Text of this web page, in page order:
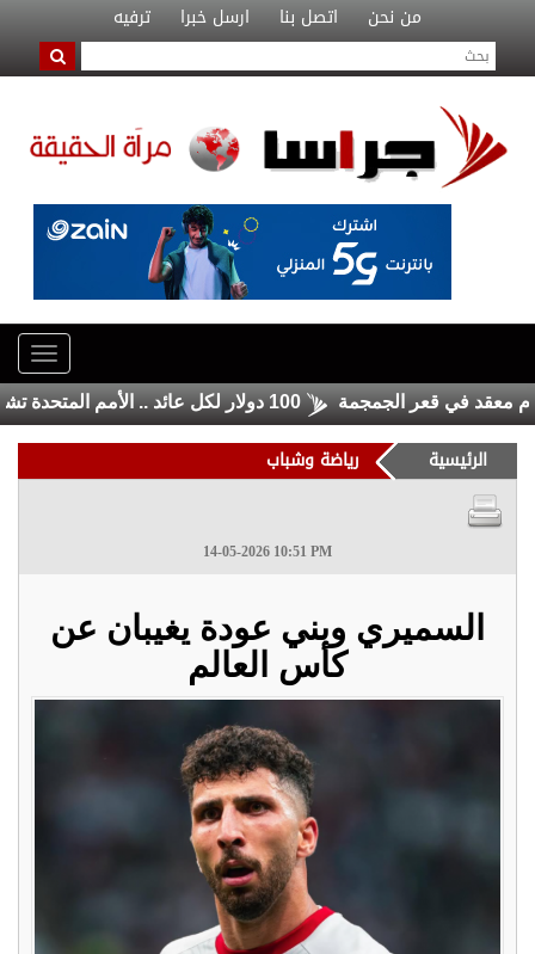
من نحن اتصل بنا ارسل خبرا ترفيه
في قعر الجمجمة 100 دولار لكل عائد .. الأمم المتحدة تشجع السوريين على العودة من لبنان
الرئيسية رياضة وشباب
14-05-2026 10:51 PM
السميري وبني عودة يغيبان عن
كأس العالم